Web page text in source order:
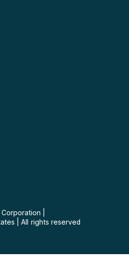
Corporation
All rights reserved